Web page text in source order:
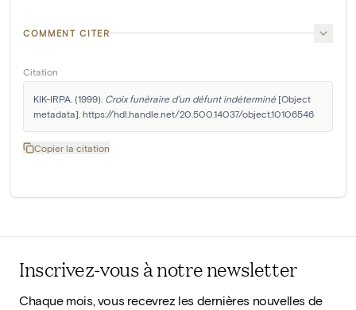
COMMENT CITER
Citation
KIK-IRPA. (1999). Croix funéraire d'un défunt indéterminé [Object
metadata]. https://hdl.handle.net/20.500.14037/object.10106546
Copier la citation
Inscrivez-vous à notre newsletter
Chaque mois, vous recevrez les dernières nouvelles de